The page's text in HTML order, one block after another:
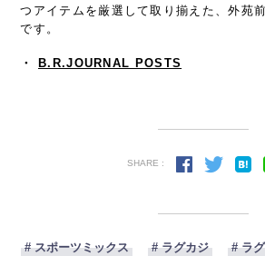
つアイテムを厳選して取り揃えた、外苑
です。
・B.R.JOURNAL POSTS
SHARE :
# スポーツミックス # ラグカジ
# ラ